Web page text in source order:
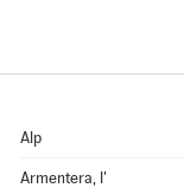
Alp
Armentera, l'